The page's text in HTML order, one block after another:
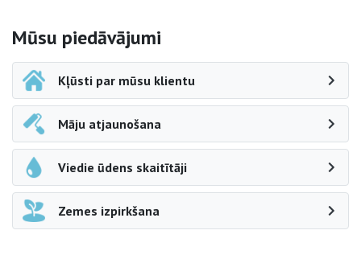
Sāna navigācija
Mūsu piedāvājumi
Kļūsti par mūsu klientu
Māju atjaunošana
Viedie ūdens skaitītāji
Zemes izpirkšana